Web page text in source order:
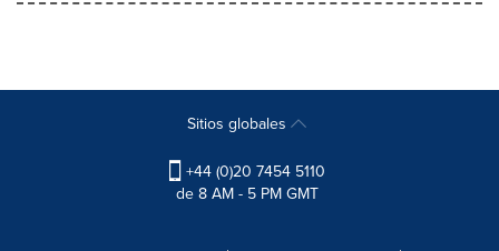
Sitios globales
+44 (0)20 7454 5110
de 8 AM - 5 PM GMT